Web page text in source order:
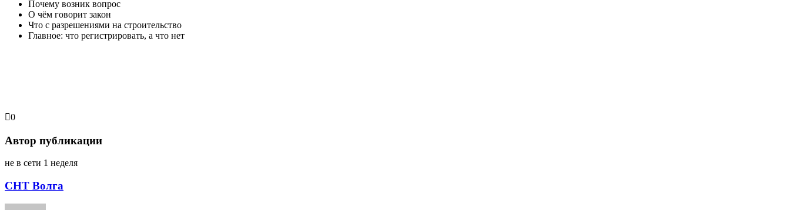
Почему возник вопрос
О чём говорит закон
Что с разрешениями на строительство
Главное: что регистрировать, а что нет
0
Автор публикации
не в сети 1 неделя
СНТ Волга